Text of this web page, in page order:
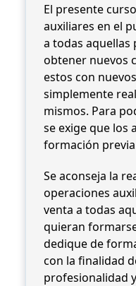
El presente
auxiliares en el
a todas aquellas
obtener nuevos
estos con
simplemente
mismos. Para
se exige que los
formación
Se aconseja la
operaciones
venta a todas
quieran
dedique de
con la finalidad
profesionalidad